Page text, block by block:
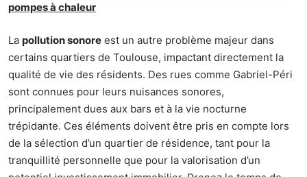
pompes à chaleur
La pollution sonore est un autre problème majeur dans
certains quartiers de Toulouse, impactant directement la
qualité de vie des résidents. Des rues comme Gabriel-Péri
sont connues pour leurs nuisances sonores,
principalement dues aux bars et à la vie nocturne
trépidante. Ces éléments doivent être pris en compte lors
de la sélection d’un quartier de résidence, tant pour la
tranquillité personnelle que pour la valorisation d’un